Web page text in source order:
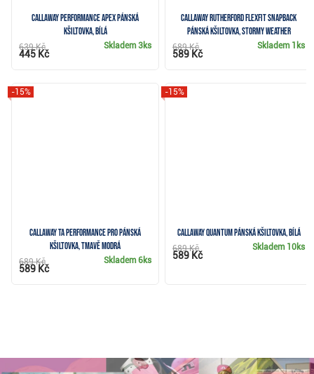
Callaway Performance Apex pánská
kšiltovka, bílá
Skladem3ks
639 Kč
445 Kč
Callaway Rutherford FLEXFIT Snapback
pánská kšiltovka, stormy weather
Skladem 1ks
689 Kč
589 Kč
Callaway TA Performance Pro pánská
kšiltovka, tmavě modrá
-15%
Skladem6ks
689 Kč
589 Kč
Callaway Quantum pánská kšiltovka, bílá
-15%
Skladem 10ks
689 Kč
589 Kč